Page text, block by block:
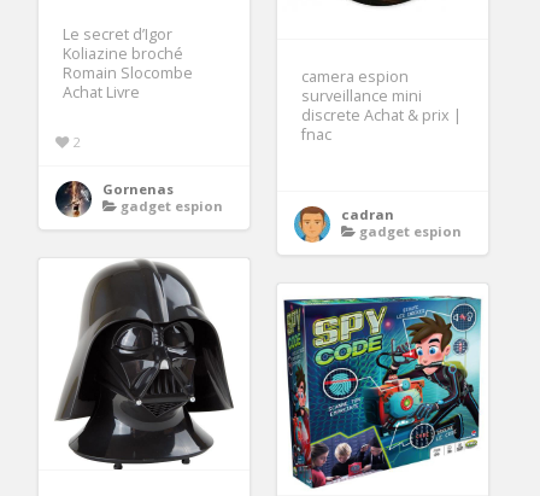
Le secret d’Igor
Koliazine broché
Romain Slocombe
Achat Livre
2
Gornenas
gadget espion
camera espion
surveillance mini
discrete Achat & prix |
fnac
cadran
gadget espion